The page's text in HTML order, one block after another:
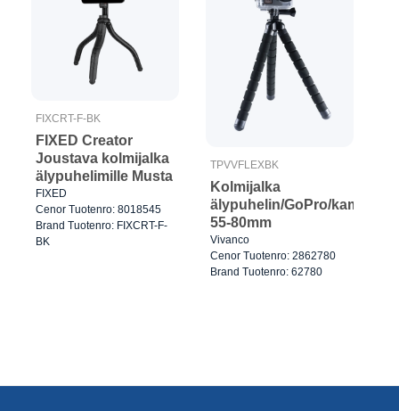
FIXCRT-F-BK
FIXED Creator
Joustava kolmijalka
älypuhelimille Musta
FIXED
Cenor Tuotenro: 8018545
Brand Tuotenro: FIXCRT-F-
BK
TPVVFLEXBK
Kolmijalka
älypuhelin/GoPro/kameralle
55-80mm
Vivanco
Cenor Tuotenro: 2862780
Brand Tuotenro: 62780